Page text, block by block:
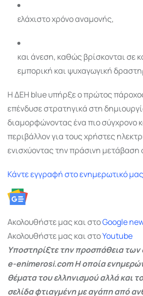
ελάχιστο χρόνο αναμονής,
και άνεση, καθώς βρίσκονται σε
εμπορική και ψυχαγωγική
Η ΔΕΗ blue υπήρξε ο πρώτος
επένδυσε στρατηγικά στη
διαμορφώνοντας ένα πιο σύγχρονο
περιβάλλον για τους χρήστες
ενισχύοντας την πράσινη μετάβαση
Κάντε εγγραφή στο ενημερωτικό μας
Ακολουθήστε μας και στοGoogle
Ακολουθήστε μας και στοYoutube
Υποστηρίξτε την προσπάθεια των
e-enimerosi.com Η οποία
θέματα του ελληνισμού αλλά και
σελίδα φτιαγμένη με αγάπη από